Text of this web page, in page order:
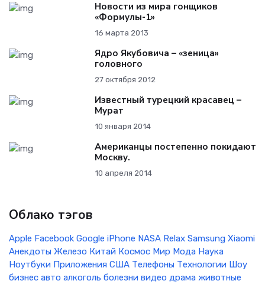
Новости из мира гонщиков
«Формулы-1»
16 марта 2013
Ядро Якубовича – «зеница»
головного
27 октября 2012
Известный турецкий красавец –
Мурат
10 января 2014
Американцы постепенно покидают
Москву.
10 апреля 2014
Облако тэгов
Apple Facebook Google iPhone NASA Relax Samsung Xiaomi
Анекдоты Железо Китай Космос Мир Мода Наука
Ноутбуки Приложения США Телефоны Технологии Шоу
бизнес авто алкоголь болезни видео драма животные